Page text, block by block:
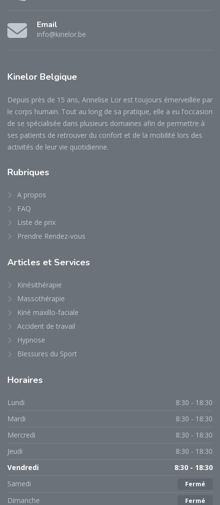
Email
info@kinelor.be
Kinelor Belgique
Depuis près de 15 ans, Annelise Lor est toujours émerveillée par
le corps humain. Tout au long de sa pratique, elle a eu l’occasion
de se spécialisée dans plusieurs domaines afin de permettre à
ses patients de retrouver du confort et de la mobilité lors des
activités de leur vie quotidienne.
Rubriques
A propos
FAQ
Liste de prix
Prendre Rendez-vous
Articles et Services
Kinésithérapie
Massothérapie
Kiné maxillo-faciale
Accident de travail
Hypnose
Blessures du Sport
Horaires
Lundi
8:30 - 18:30
Mardi
8:30 - 18:30
Mercredi
8:30 - 18:30
Jeudi
8:30 - 18:30
Vendredi
8:30 - 18:30
Samedi
Fermé
Dimanche Fermé